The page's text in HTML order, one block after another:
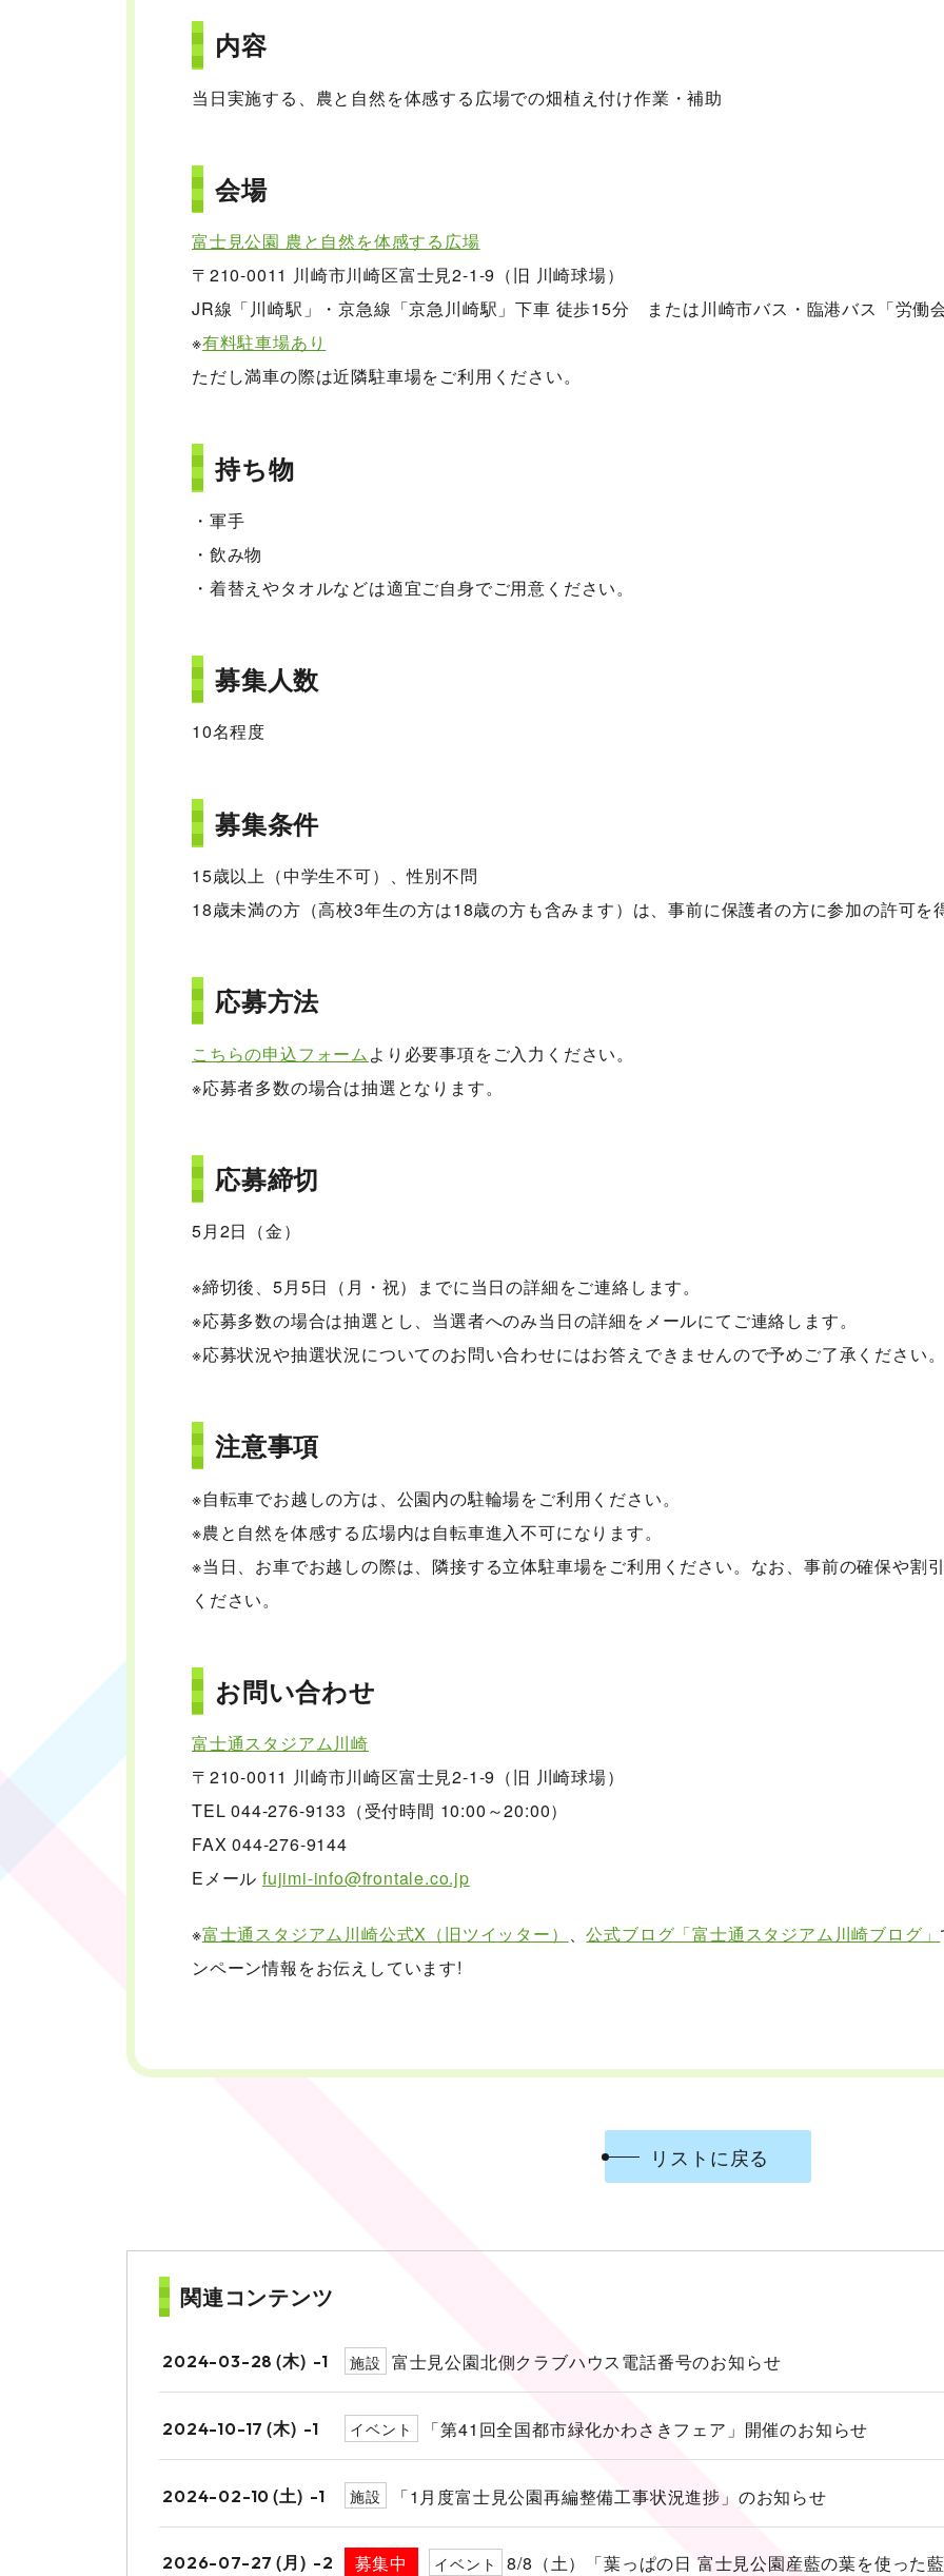
内容
当日実施する、農と自然を体感する広場での畑植え付け作業・補助
会場
富士見公園 農と自然を体感する広場
〒210-0011 川崎市川崎区富士見2-1-9（旧 川崎球場）
JR線「川崎駅」・京急線「京急川崎駅」下車 徒歩15分 または川崎市バス・臨港バス「労働
※有料駐車場あり
ただし満車の際は近隣駐車場をご利用ください。
持ち物
・軍手
・飲み物
・着替えやタオルなどは適宜ご自身でご用意ください。
募集人数
10名程度
募集条件
15歳以上（中学生不可）、性別不問
18歳未満の方（高校3年生の方は18歳の方も含みます）は、事前に保護者の方に参加の許可を
応募方法
こちらの申込フォーム より必要事項をご入力ください。
※応募者多数の場合は抽選となります。
応募締切
5月2日（金）
※締切後、5月5日（月・祝）までに当日の詳細をご連絡します。
※応募多数の場合は抽選とし、当選者へのみ当日の詳細をメールにてご連絡します。
※応募状況や抽選状況についてのお問い合わせにはお答えできませんので予めご了承ください
注意事項
※自転車でお越しの方は、公園内の駐輪場をご利用ください。
※農と自然を体感する広場内は自転車進入不可になります。
※当日、お車でお越しの際は、隣接する立体駐車場をご利用ください。なお、事前の確保や割
ください。
お問い合わせ
富士通スタジアム川崎
〒210-0011 川崎市川崎区富士見2-1-9（旧 川崎球場）
TEL 044-276-9133（受付時間 10:00～20:00）
FAX 044-276-9144
Eメール fujimi-info@frontale.co.jp
※富士通スタジアム川崎公式X（旧ツイッター） 、公式ブログ「富士通スタジアム川崎ブログ」
ンペーン情報をお伝えしています!
リストに戻る
関連コンテンツ
2024-03-28 (木) -1 施設 富士見公園北側クラブハウス電話番号のお知らせ
2024-10-17 (木) -1 イベント 「第41回全国都市緑化かわさきフェア」開催のお知らせ
2024-02-10 (土) -1 施設 「1月度富士見公園再編整備工事状況進捗」のお知らせ
2026-07-27 (月) -2 募集中 イベント 8/8（土）「葉っぱの日 富士見公園産藍の葉を使った